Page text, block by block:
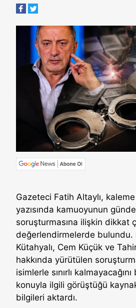
Gazeteci Fatih Altaylı, kaleme
yazısında kamuoyunun
soruşturmasına ilişkin dikkat
değerlendirmelerde bulundu.
Kütahyalı, Cem Küçük ve
hakkında yürütülen
isimlerle sınırlı
konuyla ilgili görüştüğü
bilgileri aktardı.